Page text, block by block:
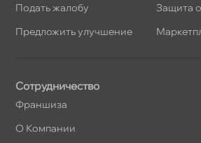
Подать жалобу
Предложить улучшение
Защита
Сотрудничество
Франшиза
О Компании